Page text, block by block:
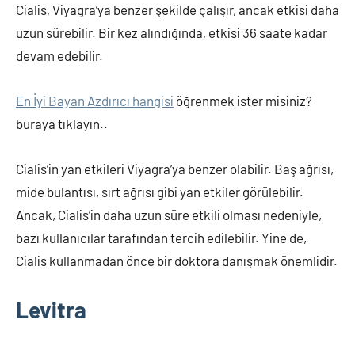
Cialis, Viyagra’ya benzer şekilde çalışır, ancak etkisi daha
uzun sürebilir. Bir kez alındığında, etkisi 36 saate kadar
devam edebilir.
En İyi Bayan Azdırıcı hangisi öğrenmek ister misiniz?
buraya tıklayın..
Cialis’in yan etkileri Viyagra’ya benzer olabilir. Baş ağrısı,
mide bulantısı, sırt ağrısı gibi yan etkiler görülebilir.
Ancak, Cialis’in daha uzun süre etkili olması nedeniyle,
bazı kullanıcılar tarafından tercih edilebilir. Yine de,
Cialis kullanmadan önce bir doktora danışmak önemlidir.
Levitra